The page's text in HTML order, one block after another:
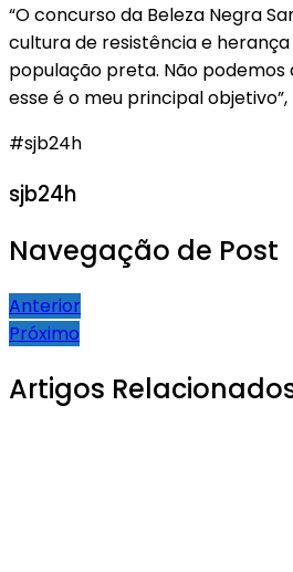
“O concurso da Beleza Negra
cultura de resistência e
população preta. Não podemos
esse é o meu principal
#sjb24h
sjb24h
Navegação de Post
Anterior
Próximo
Artigos